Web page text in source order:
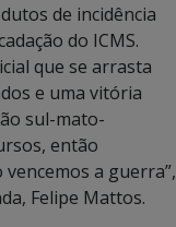
de incidência
do ICMS.
que se arrasta
e uma vitória
sul-mato-
então
a guerra”,
Felipe Mattos.